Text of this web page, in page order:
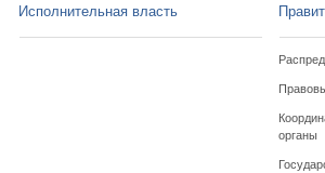
Исполнительная власть
органы